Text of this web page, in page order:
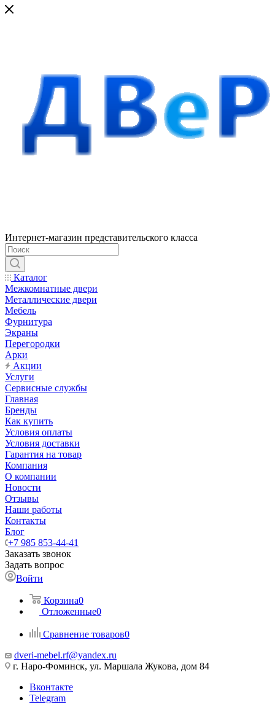
Интернет-магазин представительского класса
Каталог
Межкомнатные двери
Металлические двери
Мебель
Фурнитура
Экраны
Перегородки
Арки
Акции
Услуги
Сервисные службы
Главная
Бренды
Как купить
Условия оплаты
Условия доставки
Гарантия на товар
Компания
О компании
Новости
Отзывы
Наши работы
Контакты
Блог
+7 985 853-44-41
Заказать звонок
Задать вопрос
Войти
Корзина0
Отложенные0
Сравнение товаров0
dveri-mebel.rf@yandex.ru
г. Наро-Фоминск, ул. Маршала Жукова, дом 84
Вконтакте
Telegram